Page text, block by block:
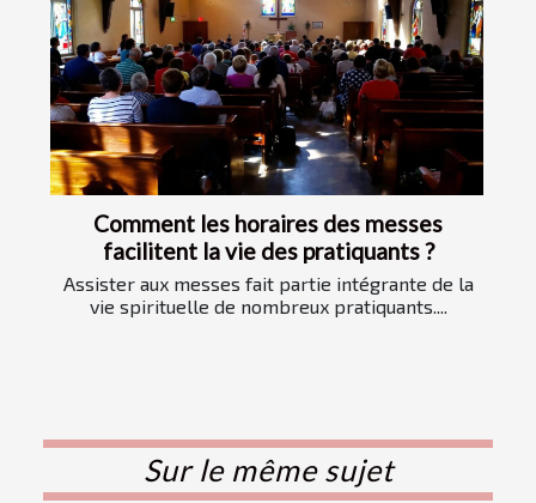
Comment les horaires des messes
facilitent la vie des pratiquants ?
Assister aux messes fait partie intégrante de la
vie spirituelle de nombreux pratiquants....
Sur le même sujet